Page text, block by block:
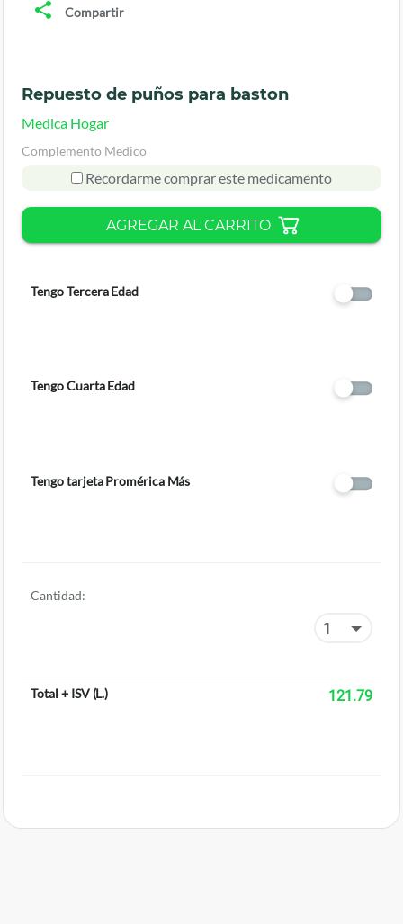
Compartir
Repuesto de puños para baston
Medica Hogar
Complemento Medico
Recordarme comprar este medicamento
AGREGAR AL CARRITO
Tengo Tercera Edad
Tengo Cuarta Edad
Tengo tarjeta Promérica Más
Cantidad:
Total + ISV(L.) 121.79